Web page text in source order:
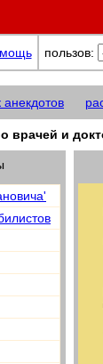
пользов:
анекдотов
врачей и